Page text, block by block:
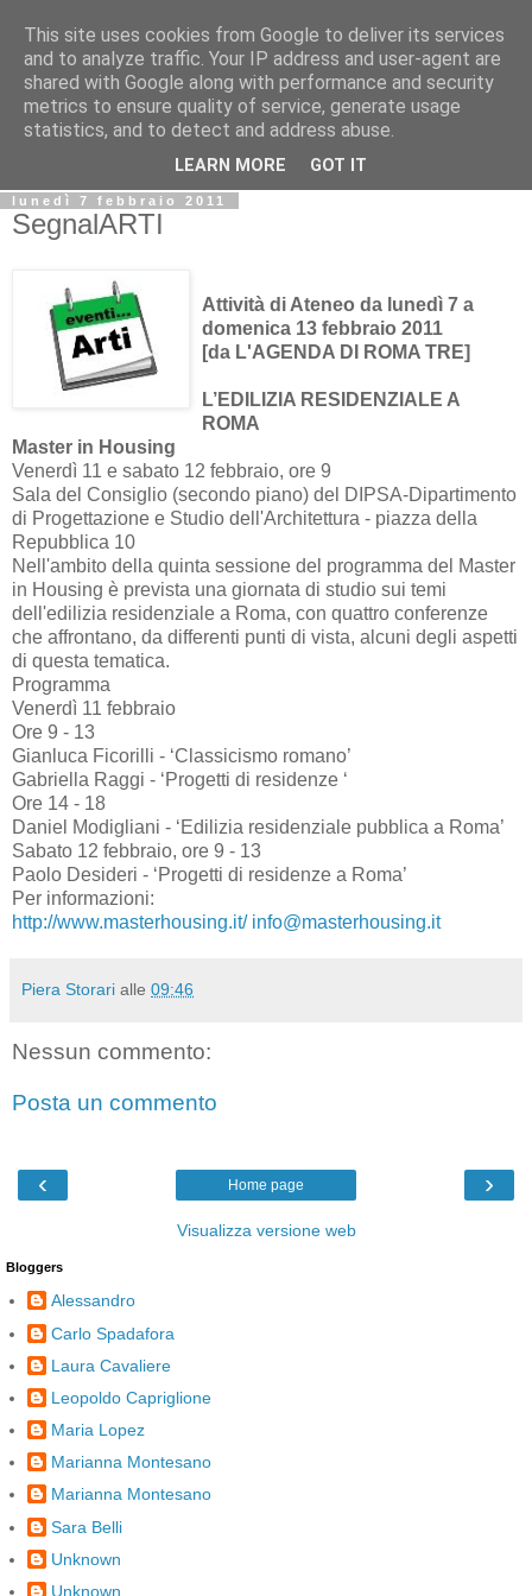
Biblio@rti in
Il Blog della Biblioteca di Area delle arti per condividere
informazioni iniziative incontri
lunedì 7 febbraio 2011
SegnalARTI
Attività di Ateneo da lunedì 7 a
domenica 13 febbraio 2011
[da L'AGENDA DI ROMA TRE]
L’EDILIZIA RESIDENZIALE A
ROMA
Master in Housing
Venerdì 11 e sabato 12 febbraio, ore 9
Sala del Consiglio (secondo piano) del DIPSA-Dipartimento
di Progettazione e Studio dell'Architettura - piazza della
Repubblica 10
Nell'ambito della quinta sessione del programma del Master
in Housing è prevista una giornata di studio sui temi
dell'edilizia residenziale a Roma, con quattro conferenze
che affrontano, da differenti punti di vista, alcuni degli aspetti
di questa tematica.
Programma
Venerdì 11 febbraio
Ore 9 - 13
Gianluca Ficorilli - ‘Classicismo romano’
Gabriella Raggi - ‘Progetti di residenze ‘
Ore 14 - 18
Daniel Modigliani - ‘Edilizia residenziale pubblica a Roma’
Sabato 12 febbraio, ore 9 - 13
Paolo Desideri - ‘Progetti di residenze a Roma’
Per informazioni:
http://www.masterhousing.it/ info@masterhousing.it
Piera Storari alle 09:46
Nessun commento:
Posta un commento
‹ ›
Home page
Visualizza versione web
Bloggers
Alessandro
Carlo Spadafora
Laura Cavaliere
Leopoldo Capriglione
Maria Lopez
Marianna Montesano
Marianna Montesano
Sara Belli
Unknown
Unknown
This site uses cookies from Google to deliver its services
and to analyze traffic. Your IP address and user-agent are
shared with Google along with performance and security
metrics to ensure quality of service, generate usage
statistics, and to detect and address abuse.
LEARN MORE GOT IT